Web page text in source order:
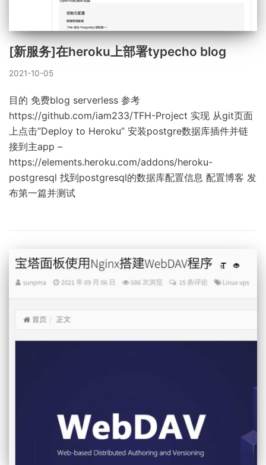
[新服务]在heroku上部署typecho blog
2021-10-05
目的 免费blog serverless 参考
https://github.com/iam233/TFH-Project 实现 从git页面
上点击”Deploy to Heroku” 安装postgre数据库插件并链
接到主app –
https://elements.heroku.com/addons/heroku-
postgresql 找到postgresql的数据库配置信息 配置博客 发
布第一篇并测试